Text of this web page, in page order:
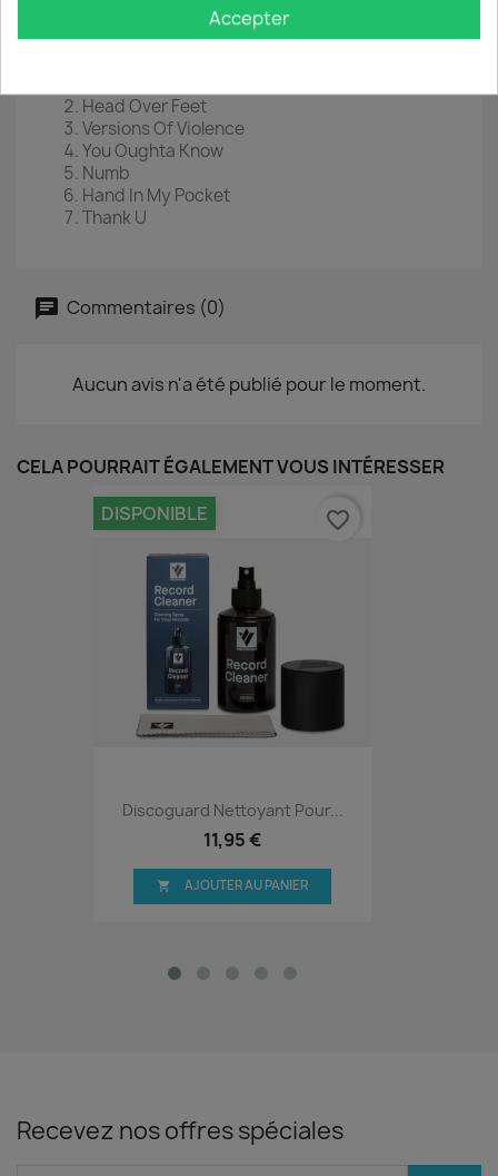
Head Over Feet
Versions Of Violence
You Oughta Know
Numb
Hand In My Pocket
Thank U
Commentaires (0)
Aucun avis n'a été publié pour le moment.
CELA POURRAIT ÉGALEMENT VOUS INTÉRESSER
Discoguard Nettoyant Pour...
11,95 €
DISPONIBLE
 AJOUTER AU PANIER
favorite_border
Recevez nos offres spéciales
Accepter